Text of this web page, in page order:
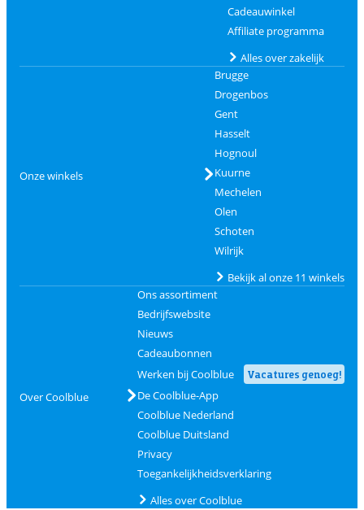
Cadeauwinkel
Affiliate programma
Alles over zakelijk
Onze winkels
Brugge
Drogenbos
Gent
Hasselt
Hognoul
Kuurne
Mechelen
Olen
Schoten
Wilrijk
Bekijk al onze 11 winkels
Over Coolblue
Ons assortiment
Bedrijfswebsite
Nieuws
Cadeaubonnen
Werken bij Coolblue
Vacatures genoeg!
De Coolblue-App
Coolblue Nederland
Coolblue Duitsland
Privacy
Toegankelijkheidsverklaring
Alles over Coolblue